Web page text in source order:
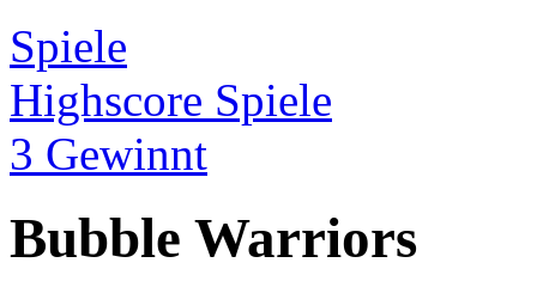
Spiele
Highscore Spiele
3 Gewinnt
Bubble Warriors